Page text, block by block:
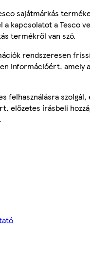
sajátmárkás
kapcsolatot a Tesco
termékről van szó.
rendszeresen
információért, amely
felhasználásra
előzetes írásbeli